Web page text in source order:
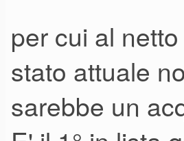
per cui al
stato attuale
sarebbe un